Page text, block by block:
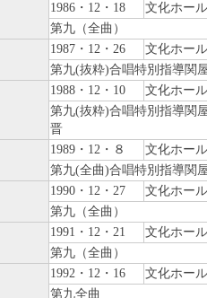
1986・12・18
文化ホール
第九（全曲）
1987・12・26
文化ホール
第九(抜粋)合唱特別指導関
1988・12・10
文化ホール
第九(抜粋)合唱特別指導関
晋
1989・12・８
文化ホール
第九(全曲)合唱特別指導関
1990・12・27
文化ホール
第九（全曲）
1991・12・21
文化ホール
第九（全曲）
1992・12・16
文化ホール
第九全曲